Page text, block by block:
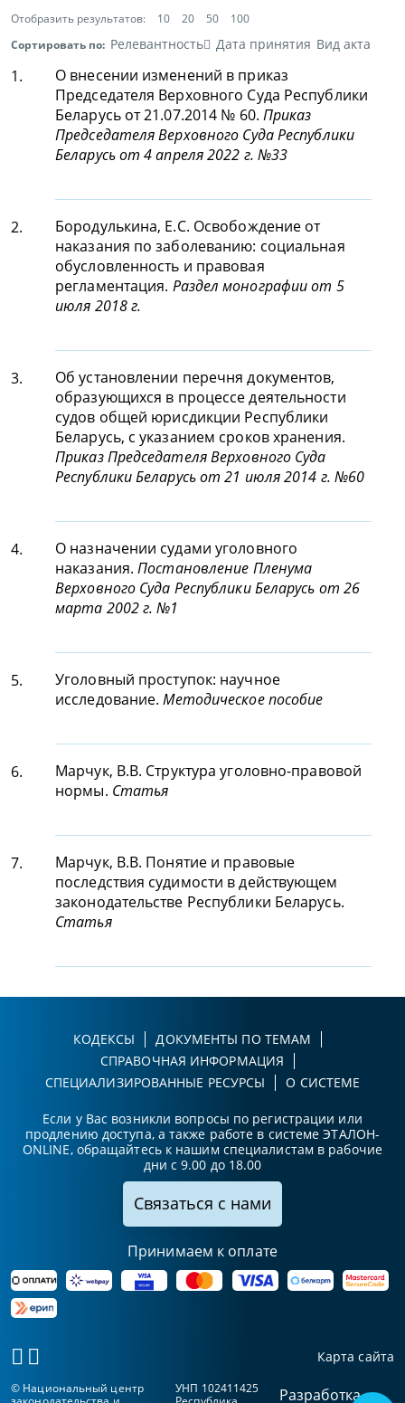
Отобразить результатов: 10 20 50
100
Сортировать по: Релевантность Дата принятия Вид акта
1.
О внесении изменений в приказ
Председателя Верховного Суда Республики
Беларусь от 21.07.2014 № 60. Приказ
Председателя Верховного Суда Республики
Беларусь от 4 апреля 2022 г. №33
2.
Бородулькина, Е.С. Освобождение от
наказания по заболеванию: социальная
обусловленность и правовая
регламентация. Раздел монографии от 5
июля 2018 г.
3.
Об установлении перечня документов,
образующихся в процессе деятельности
судов общей юрисдикции Республики
Беларусь, с указанием сроков хранения.
Приказ Председателя Верховного Суда
Республики Беларусь от 21 июля 2014 г. №60
4.
О назначении судами уголовного
наказания.Постановление Пленума
Верховного Суда Республики Беларусь от 26
марта 2002 г. №1
5.
Уголовный проступок: научное
исследование.Методическое пособие
6.
Марчук, В.В. Структура уголовно-правовой
нормы. Статья
7.
Марчук, В.В. Понятие и правовые
последствия судимости в действующем
законодательстве Республики Беларусь.
Статья
КОДЕКСЫ
ДОКУМЕНТЫ ПО ТЕМАМ
СПРАВОЧНАЯ ИНФОРМАЦИЯ
СПЕЦИАЛИЗИРОВАННЫЕ РЕСУРСЫ
О СИСТЕМЕ
Если у Вас возникли вопросы по регистрации или
продлению доступа, а также работе в системе ЭТАЛОН-
ONLINE, обращайтесь к нашим специалистам в рабочие
дни с 9.00 до 18.00
Связаться с нами
Принимаем к оплате
Карта сайта
© Национальный центр
УНП 102411425
Разработка